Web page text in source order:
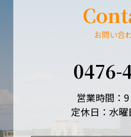
お問い合
0476-
営業時間：
定休日：水